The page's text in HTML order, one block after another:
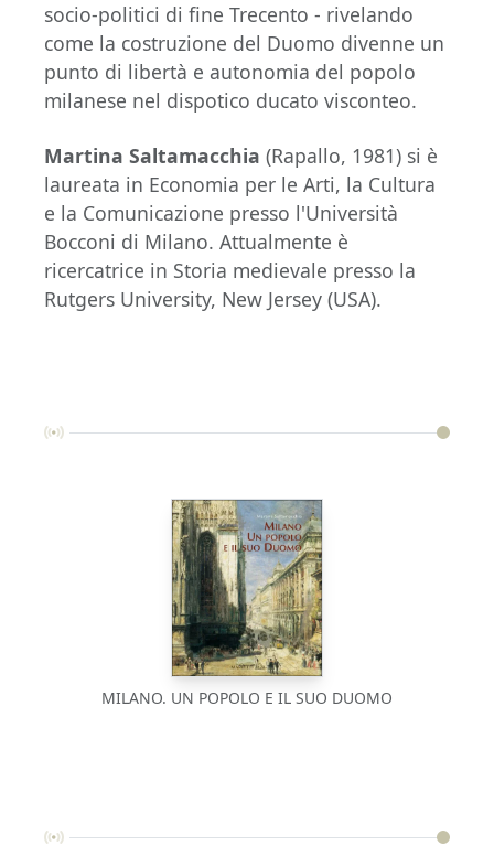
socio-politici di fine Trecento - rivelando
come la costruzione del Duomo divenne un
punto di libertà e autonomia del popolo
milanese nel dispotico ducato visconteo.
Martina Saltamacchia (Rapallo, 1981) si è
laureata in Economia per le Arti, la Cultura
e la Comunicazione presso l'Università
Bocconi di Milano. Attualmente è
ricercatrice in Storia medievale presso la
Rutgers University, New Jersey (USA).
MILANO. UN POPOLO E IL SUO DUOMO